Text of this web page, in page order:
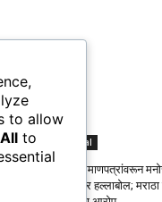
Political
कुणबी प्रमाणपत्रांवरून
सरकारवर हल्लाबोल;
to allow
to